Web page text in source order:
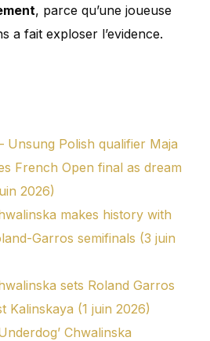
, parce qu’une joueuse
a fait exploser l’evidence.
Unsung Polish qualifier Maja
French Open final as dream
2026)
makes history with
Garros semifinals (3 juin
sets Roland Garros
Kalinskaya (1 juin 2026)
Chwalinska